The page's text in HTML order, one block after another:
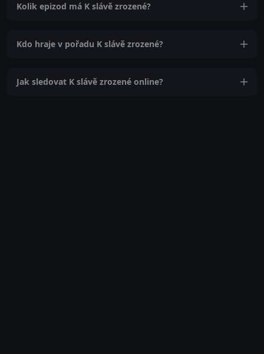
Kolik epizod má K slávě zrozené?
Kdo hraje v pořadu K slávě zrozené?
Jak sledovat K slávě zrozené online?